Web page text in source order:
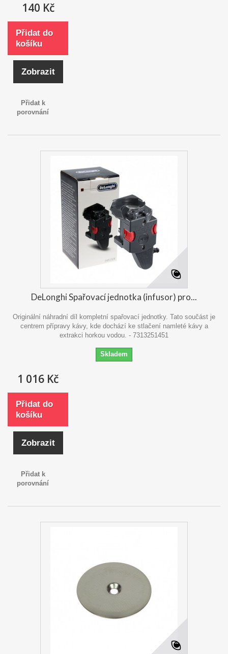
140 Kč
Přidat do
košíku
Zobrazit
Přidat k
porovnání
DeLonghi Spařovací jednotka (infusor) pro...
Originální náhradní díl kompletní spařovací jednotky. Tato součást je
centrem přípravy kávy, kde dochází ke stlačení namleté kávy a
extrakci horkou vodou. - 7313251451
Skladem
1 016 Kč
Přidat do
košíku
Zobrazit
Přidat k
porovnání